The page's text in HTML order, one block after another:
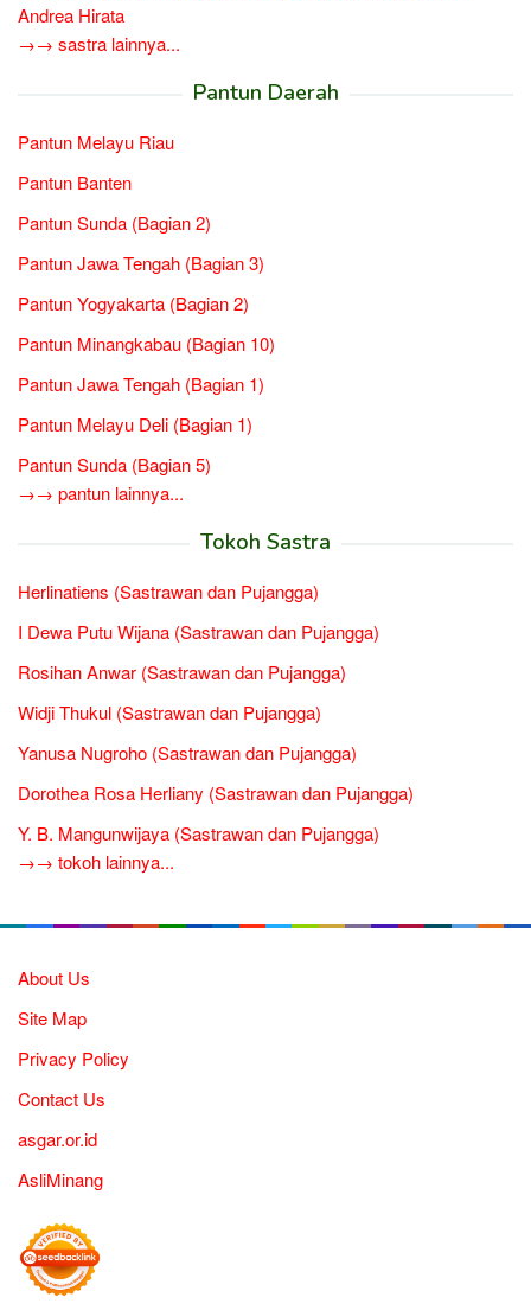
Andrea Hirata
→→ sastra lainnya...
Pantun Daerah
Pantun Melayu Riau
Pantun Banten
Pantun Sunda (Bagian 2)
Pantun Jawa Tengah (Bagian 3)
Pantun Yogyakarta (Bagian 2)
Pantun Minangkabau (Bagian 10)
Pantun Jawa Tengah (Bagian 1)
Pantun Melayu Deli (Bagian 1)
Pantun Sunda (Bagian 5)
→→ pantun lainnya...
Tokoh Sastra
Herlinatiens (Sastrawan dan Pujangga)
I Dewa Putu Wijana (Sastrawan dan Pujangga)
Rosihan Anwar (Sastrawan dan Pujangga)
Widji Thukul (Sastrawan dan Pujangga)
Yanusa Nugroho (Sastrawan dan Pujangga)
Dorothea Rosa Herliany (Sastrawan dan Pujangga)
Y. B. Mangunwijaya (Sastrawan dan Pujangga)
→→ tokoh lainnya...
About Us
Site Map
Privacy Policy
Contact Us
asgar.or.id
AsliMinang